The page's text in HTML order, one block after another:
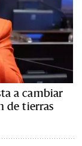
a cambiar
de tierras